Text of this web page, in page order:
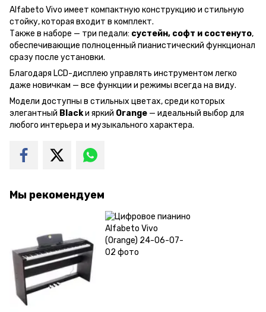
Alfabeto Vivo имеет компактную конструкцию и стильную
стойку, которая входит в комплект.
Также в наборе — три педали: сустейн, софт и состенуто,
обеспечивающие полноценный пианистический функционал
сразу после установки.
Благодаря LCD-дисплею управлять инструментом легко
даже новичкам — все функции и режимы всегда на виду.
Модели доступны в стильных цветах, среди которых
элегантный Blackи яркий Orange — идеальный выбор для
любого интерьера и музыкального характера.
Мы рекомендуем